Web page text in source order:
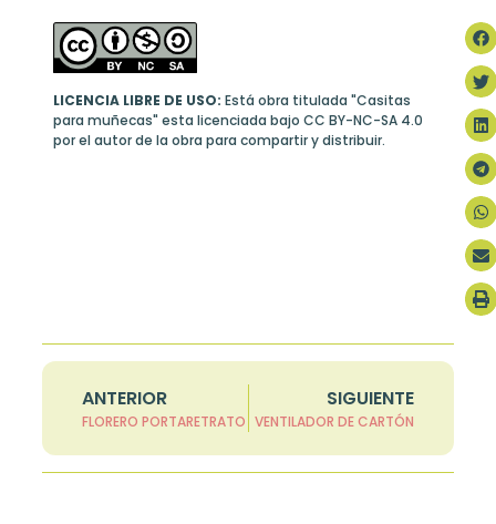
LICENCIA LIBRE DE USO: Está obra titulada "Casitas
para muñecas" esta licenciada bajo CC BY-NC-SA 4.0
por el autor de la obra para compartir y distribuir.
ANTERIOR
FLORERO PORTARETRATO
SIGUIENTE
VENTILADOR DE CARTÓN